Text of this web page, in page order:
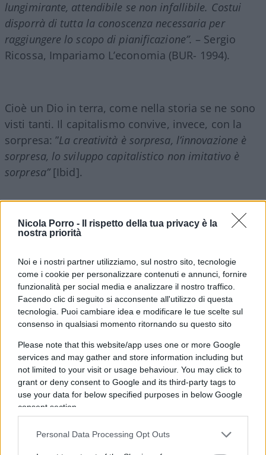
Nicola Porro -
Il rispetto della tua privacy è la
nostra priorità
Noi e i nostri partner utilizziamo, sul nostro sito, tecnologie
come i cookie per personalizzare contenuti e annunci, fornire
funzionalità per social media e analizzare il nostro traffico.
Facendo clic di seguito si acconsente all'utilizzo di questa
tecnologia. Puoi cambiare idea e modificare le tue scelte sul
consenso in qualsiasi momento ritornando su questo sito
Please note that this website/app uses one or more Google
services and may gather and store information including but
not limited to your visit or usage behaviour. You may click to
grant or deny consent to Google and its third-party tags to
use your data for below specified purposes in below Google
consent section.
Personal Data Processing Opt Outs
lungimirante, attendibile se non infallibile. Costui
disporrà di tutta la conoscenza necessaria per
raggiungere lo scopo di pianificazione”. – Sergio
Ricossa, Impariamo L’economia (BUR- 1994).
Cioè un Dio in terra, come nella storia se ne sono
visti tanti. Il capitalismo convive, invece, con la
sorpresa: ”La creatività è sorpresa, l’innovazione è
sorpresa, lo sviluppo capitalistico non imitativo è
sorpresa”[Ibid].
dall’altra il pianificatore: “Il liberismo è
favorevole al mercato di concorrenza proprio perché
di continuo l’economia, mediante proposte di nuovi
processi produttivi, nuovi prodotti e nuove forme
economiche. Per questo l’imprenditore liberistico non
è il burocrate keynesiano o il pianificatore […] La
innovare”.Sergio Ricossa, (Elogio della cattiveria –
Società Europea di Edizioni / Il Giornale – 2016).
Leggi le ultime puntate: